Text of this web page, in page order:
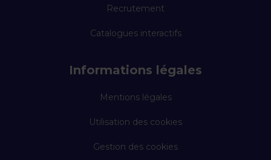
Recrutement
Catalogues interactifs
Informations légales
Mentions légales
Utilisation des cookies
Gestion des cookies